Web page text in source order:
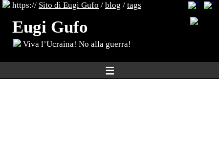
https:// Sito di Eugi Gufo / blog / tags
Eugi Gufo
Viva l’Ucraina! No alla guerra!
☰